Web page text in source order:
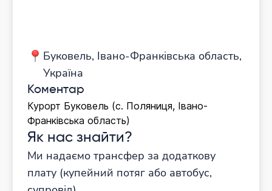
Буковель, Івано-Франківська область,
Україна
Коментар
Курорт Буковель (с. Поляниця, Івано-
Франківська область)
Як нас знайти?
Ми надаємо трансфер за додаткову
плату (купейний потяг або автобус,